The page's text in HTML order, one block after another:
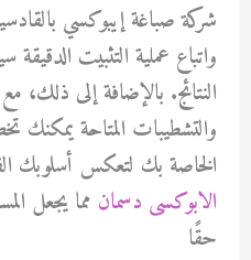
شركة صباغة إيبوكسي
واتباع عملية التثبيت
النتائج. بالإضافة إلى ذلك،
والتشطيبات المتاحة
الخاصة بك لتعكس أسلوبك
الابوكسى دسمان مما يجعل
حقًا